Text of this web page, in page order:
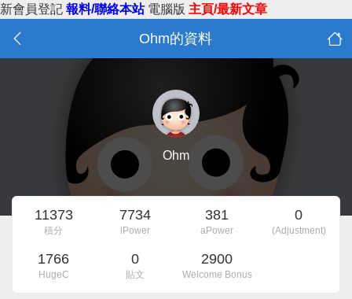
新會員登記 報料/聯絡本站 電腦版 主頁/最新文章
Ohm的資料
Ohm
11373
積分
7734
iPower
381
aPower
0
(Adjustment)
1766
HugeC
0
貼文
2900
Welcome Bonus